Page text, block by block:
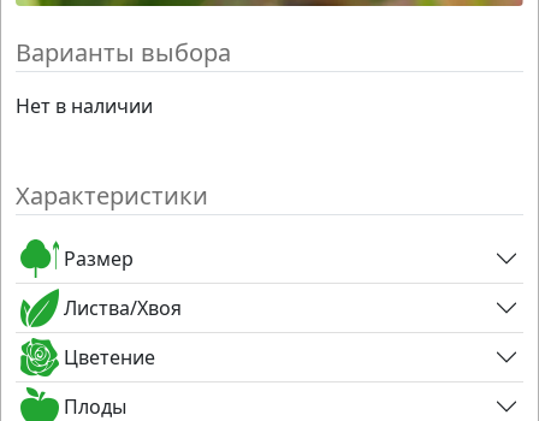
Варианты выбора
Нет в наличии
Характеристики
Размер
Листва/Хвоя
Цветение
Плоды